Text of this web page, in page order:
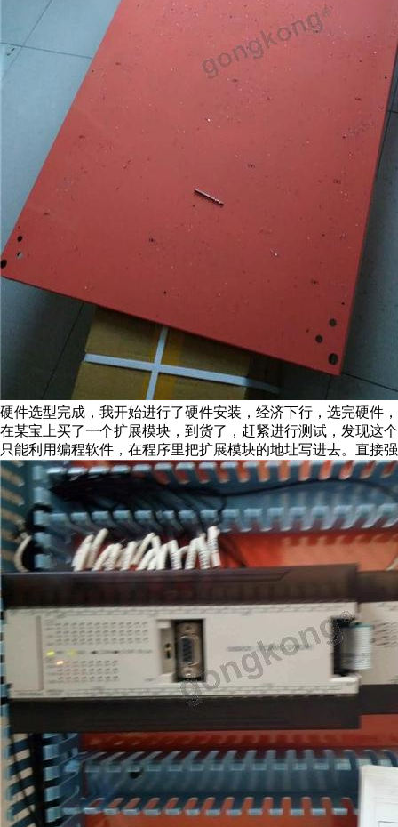
硬件选型完成，我开始进行了硬件安装，经济下行，选完硬件
在某宝上买了一个扩展模块，到货了，赶紧进行测试，发现这
只能利用编程软件，在程序里把扩展模块的地址写进去。直接